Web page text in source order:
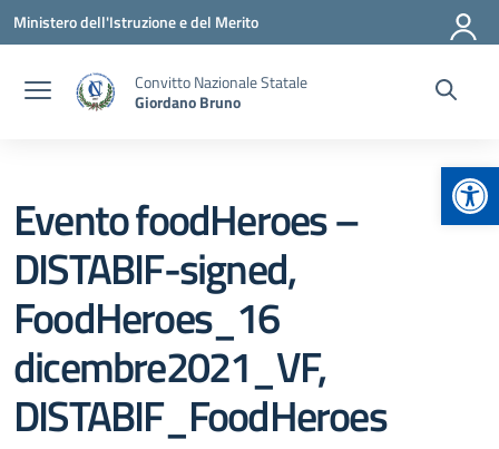
Vai ai contenuti
Vai al menu di navigazione
Vai al footer
Ministero dell'Istruzione e del Merito
Convitto Nazionale Statale
Giordano Bruno
Evento foodHeroes –
DISTABIF-signed,
FoodHeroes_16
dicembre2021_VF,
DISTABIF_FoodHeroes